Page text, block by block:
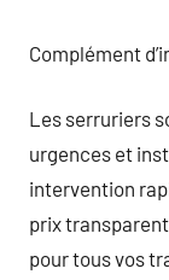
Complément
Les serruriers
urgences et
intervention
prix
pour tous vos